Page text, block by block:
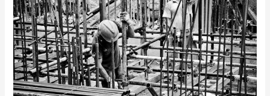
costruire:
definito
il
modello
standard
di
fideiussione